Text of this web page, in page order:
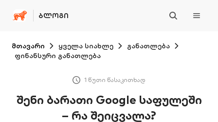
ᲑᲚᲝᲒᲘ
მთავარი ყველა სიახლე
განათლება
ფინანსური განათლება
1 წუთი წასაკითხად
შენი ბარათი Google საფულეში
– რა შეიცვალა?